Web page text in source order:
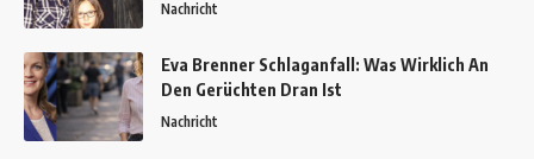
Nachricht
Eva Brenner Schlaganfall: Was Wirklich An
Den Gerüchten Dran Ist
Nachricht